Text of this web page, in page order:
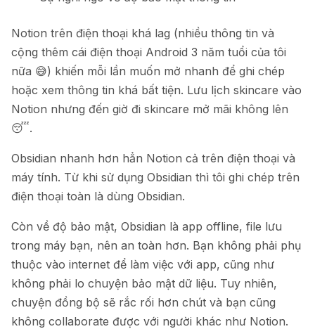
Notion trên điện thoại khá lag (nhiều thông tin và
cộng thêm cái điện thoại Android 3 năm tuổi của tôi
nữa 😅) khiến mỗi lần muốn mở nhanh để ghi chép
hoặc xem thông tin khá bất tiện. Lưu lịch skincare vào
Notion nhưng đến giờ đi skincare mở mãi không lên
😴.
Obsidian nhanh hơn hẳn Notion cả trên điện thoại và
máy tính. Từ khi sử dụng Obsidian thì tôi ghi chép trên
điện thoại toàn là dùng Obsidian.
Còn về độ bảo mật, Obsidian là app offline, file lưu
trong máy bạn, nên an toàn hơn. Bạn không phải phụ
thuộc vào internet để làm việc với app, cũng như
không phải lo chuyện bảo mật dữ liệu. Tuy nhiên,
chuyện đồng bộ sẽ rắc rối hơn chút và bạn cũng
không collaborate được với người khác như Notion.